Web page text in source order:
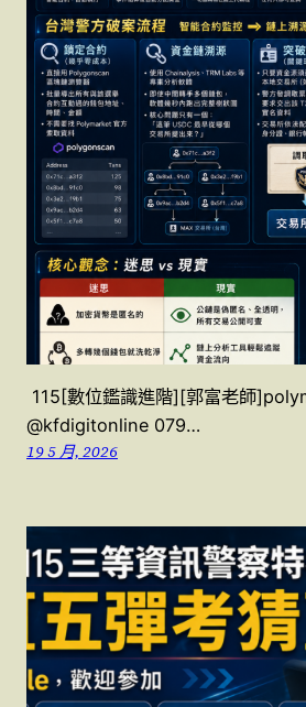
115[數位鑑識進階][郭富老師
@kfdigitonline 079…
19 5 月, 2026